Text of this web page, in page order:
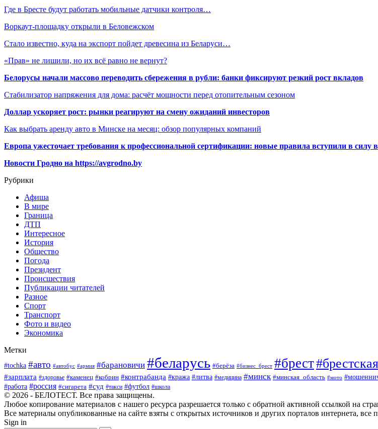
Где в Бресте будут работать мобильные датчики контроля…
Воркаут-площадку открыли в Беловежском
Стало известно, куда на экспорт пойдет древесина из Беларуси…
«Прав» не лишили, но их всё равно не вернут?
Белорусы начали массово переводить сбережения в рубли: банки фиксируют резкий рост вкладов
Стабилизатор напряжения для дома: расчёт мощности перед отопительным сезоном
Доллар ускоряет рост: рынки реагируют на смену ожиданий инвесторов
Как выбрать аренду авто в Минске на месяц: обзор популярных компаний
Европа ужесточает требования к профессиональной сертификации: новые правила вступили в силу в
Новости Гродно на https://avgrodno.by
Рубрики
Афиша
В мире
Граница
ДТП
Интересное
История
Общество
Погода
Президент
Происшествия
Публикации читателей
Разное
Спорт
Транспорт
Фото и видео
Экономика
Метки
#tochka #авто #автобус #армия #барановичи #беларусь #берёза #бизнес_брест #брест
#зарплата #здоровье #каменец #кобрин #контрабанда #кража #литва #медицина #минск #минская_область #мото
#работа #россия #сигарета #суд #такси #футбол #школа
© 2026 - БЕЛОТЕСТ. Все права защищены.
Любое копирование материалов с нашего ресурса разрешается только с обратной активной ссылкой на
Все материалы опубликованные на сайте взяты с открытых источников и других порталов интернета, все
Sign in